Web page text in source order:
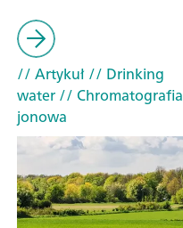
// Artykuł// Drinking
water// Chromatografia
jonowa